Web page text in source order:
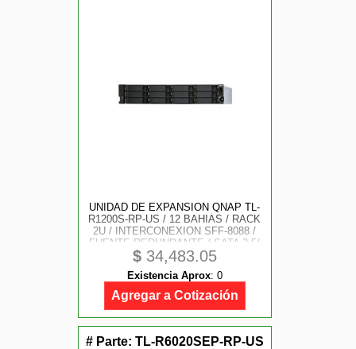
UNIDAD DE EXPANSION QNAP TL-
R1200S-RP-US / 12 BAHIAS / RACK
2U / INTERCONEXION SFF-8088 /
FUENTE REDUNDANTE / SATA 3.5/
SSD 2.5 PULGADAS / (EXCLUSIVO
PARA NAS QNAP)
$ 34,483.05
Existencia Aprox: 0
Agregar a Cotización
# Parte: TL-R6020SEP-RP-US